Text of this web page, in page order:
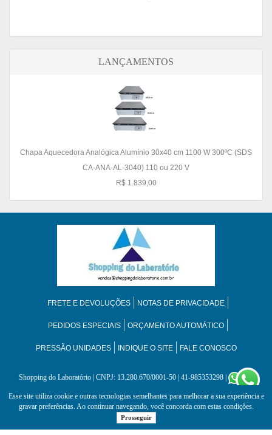
Esse site utiliza cookie e outras tecnologias semelhantes para melhorar a sua experiência e
gravar preferências. Ao continuar navegando, você concorda com estas condições.
Prosseguir
LANÇAMENTOS
Chapa Aquecedora Analógica Alumínio 30x40 cm 1100 W 300ºC (SDS
CA-ANA-AL-3040) 110 ou 220 V
R$ 1.839,00
FRETE E DEVOLUÇÕES NOTAS DE PRIVACIDADE
PEDIDOS ESPECIAIS ORÇAMENTO AUTOMÁTICO
PRESSÃO UNIDADES INDIQUE O SITE FALE CONOSCO
Shopping do Laboratório| CNPJ: 13.280.670/0001-50 | 41-985353298 |
41-
Desenvolvido porLojas Virtuais